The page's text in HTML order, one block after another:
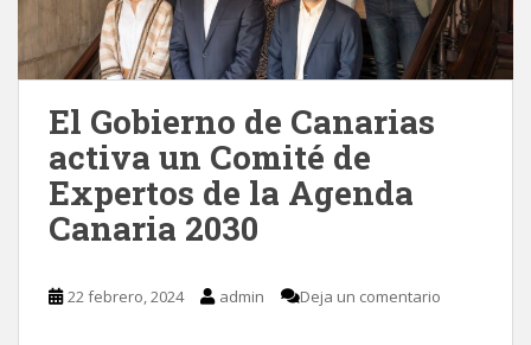
El Gobierno de Canarias
activa un Comité de
Expertos de la Agenda
Canaria 2030
22 febrero, 2024 admin Deja un comentario